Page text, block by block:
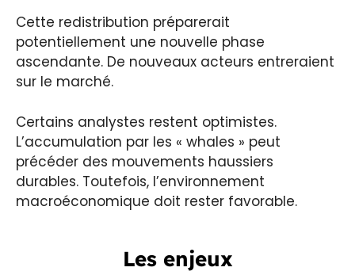
Cette redistribution préparerait
potentiellement une nouvelle phase
ascendante. De nouveaux acteurs entreraient
sur le marché.
Certains analystes restent optimistes.
L’accumulation par les « whales » peut
précéder des mouvements haussiers
durables. Toutefois, l’environnement
macroéconomique doit rester favorable.
Les enjeux